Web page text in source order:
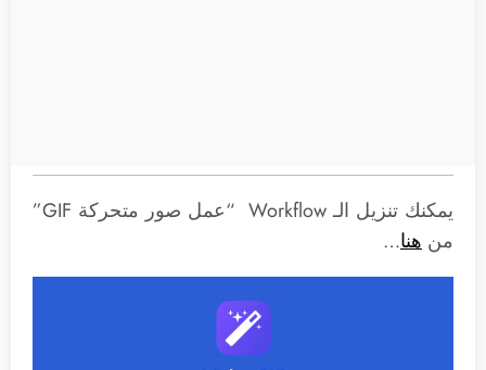
يمكنك تنزيل الـ Workflow “عمل صور متحركة GIF”
من هنا…